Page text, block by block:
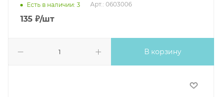
Есть в наличии: 3 Арт.: 0603006
135 ₽/шт
В корзину